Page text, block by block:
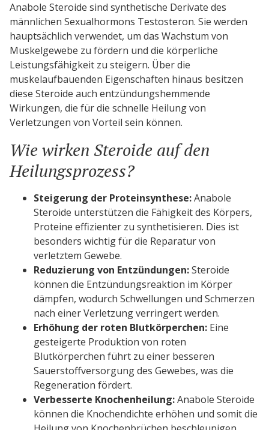
Anabole Steroide sind synthetische Derivate des
männlichen Sexualhormons Testosteron. Sie werden
hauptsächlich verwendet, um das Wachstum von
Muskelgewebe zu fördern und die körperliche
Leistungsfähigkeit zu steigern. Über die
muskelaufbauenden Eigenschaften hinaus besitzen
diese Steroide auch entzündungshemmende
Wirkungen, die für die schnelle Heilung von
Verletzungen von Vorteil sein können.
Wie wirken Steroide auf den
Heilungsprozess?
Steigerung der Proteinsynthese:Anabole
Steroide unterstützen die Fähigkeit des Körpers,
Proteine effizienter zu synthetisieren. Dies ist
besonders wichtig für die Reparatur von
verletztem Gewebe.
Reduzierung von Entzündungen:Steroide
können die Entzündungsreaktion im Körper
dämpfen, wodurch Schwellungen und Schmerzen
nach einer Verletzung verringert werden.
Erhöhung der roten Blutkörperchen: Eine
gesteigerte Produktion von roten
Blutkörperchen führt zu einer besseren
Sauerstoffversorgung des Gewebes, was die
Regeneration fördert.
Verbesserte Knochenheilung:Anabole Steroide
können die Knochendichte erhöhen und somit die